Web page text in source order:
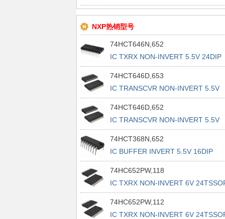
NXP热销型号
74HCT646N,652
IC TXRX NON-INVERT 5.5V 24DIP
74HCT646D,653
IC TRANSCVR NON-INVERT 5.5V
24SO
74HCT646D,652
IC TRANSCVR NON-INVERT 5.5V
24SO
74HCT368N,652
IC BUFFER INVERT 5.5V 16DIP
74HC652PW,118
IC TXRX NON-INVERT 6V
74HC652PW,112
IC TXRX NON-INVERT 6V